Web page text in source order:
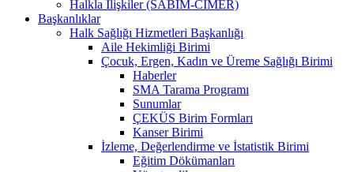
Halkla İlişkiler (SABİM-CİMER)
Başkanlıklar
Halk Sağlığı Hizmetleri Başkanlığı
Aile Hekimliği Birimi
Çocuk, Ergen, Kadın ve Üreme Sağlığı Birimi
Haberler
SMA Tarama Programı
Sunumlar
ÇEKÜS Birim Formları
Kanser Birimi
İzleme, Değerlendirme ve İstatistik Birimi
Eğitim Dökümanları